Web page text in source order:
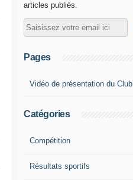
articles publiés.
Pages
Vidéo de présentation du Club
Catégories
Compétition
Résultats sportifs